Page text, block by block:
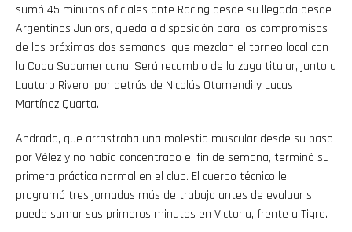
sumó 45 minutos oficiales ante Racing desde su llegada desde
Argentinos Juniors, queda a disposición para los compromisos
de las próximas dos semanas, que mezclan el torneo local con
la Copa Sudamericana. Será recambio de la zaga titular, junto a
Lautaro Rivero, por detrás de Nicolás Otamendi y Lucas
Martínez Quarta.
Andrada, que arrastraba una molestia muscular desde su paso
por Vélez y no había concentrado el fin de semana, terminó su
primera práctica normal en el club. El cuerpo técnico le
programó tres jornadas más de trabajo antes de evaluar si
puede sumar sus primeros minutos en Victoria, frente a Tigre.